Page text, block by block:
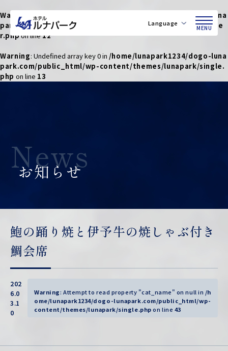
Warning : Undefined array key 0 in
/home/lunapark1234/dogo-luna
park.com/public_html/wp-content/themes/lunapark/heade
r.phpon line12
Language
MENU
Warning: Undefined array key 0 in /home/lunapark1234/dogo-luna
park.com/public_html/wp-content/themes/lunapark/single.
php on line 13
お知らせ
News
鮑の踊り焼と伊予牛の焼しゃぶ付き
鯛会席
202
6.0
3.1
0
Warning: Attempt to read property "cat_name" on null in /h
ome/lunapark1234/dogo-lunapark.com/public_html/wp-
content/themes/lunapark/single.phpon line 43